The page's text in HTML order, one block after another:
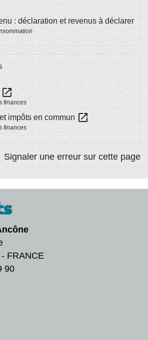
: déclaration et revenus à déclarer
open_in_new
finances
impôts en commun open_in_new
finances
Signaler une erreur sur cette page
FRANCE
90